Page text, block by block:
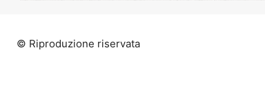
© Riproduzione riservata